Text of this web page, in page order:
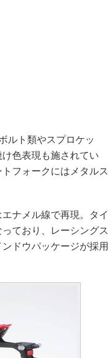
ルト類やスプロケッ
色表現も施されてい
フォークにはメタルス
ナメル線で再現。タイ
ており、レーシングス
ドウパッケージが採用